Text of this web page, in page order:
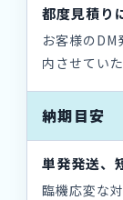
都度見積り
お客様の
内させてい
納期目安
単発発送、
臨機応変な